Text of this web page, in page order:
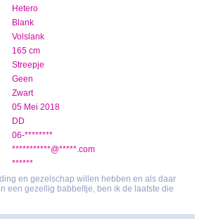
Hetero
Blank
Volslank
165 cm
Streepje
Geen
Zwart
05 Mei 2018
DD
06-********
***********@*****.com
******
en gezelschap willen hebben en als daar
een gezellig babbeltje, ben ik de laatste die